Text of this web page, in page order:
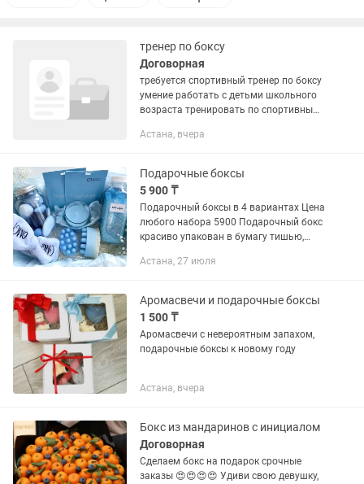
тренер по боксу
Договорная
требуется спортивный тренер по боксу
умение работать с детьми школьного
возраста тренировать по спортивным
Астана, вчера
Подарочные боксы
5 900 ₸
Подарочный боксы в 4 вариантах Цена
любого набора 5900 Подарочный бокс
красиво упакован в бумагу тишью,
ручками. Сыйлық боксы тишью
Астана, 27 июля
Аромасвечи и подарочные боксы
1 500 ₸
Аромасвечи с невероятным запахом,
подарочные боксы к новому году
Астана, вчера
Бокс из мандаринов с инициалом
Договорная
Сделаем бокс на подарок срочные
заказы 😍😍😍😍 Удиви свою девушку,